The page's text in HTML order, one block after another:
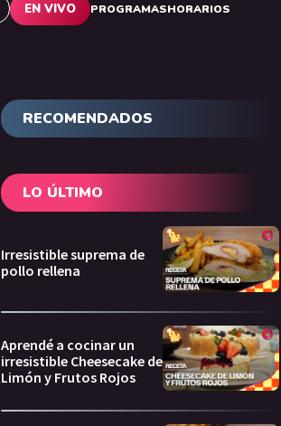
EN VIVO PROGRAMASHORARIOS
RECOMENDADOS
LO ÚLTIMO
Irresistible suprema de
pollo rellena
Aprendé a cocinar un
irresistible Cheesecake de
Limón y Frutos Rojos